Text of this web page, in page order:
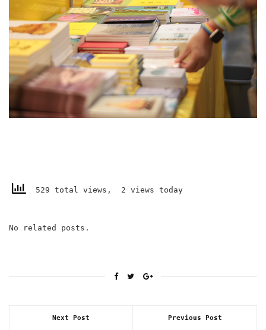
529 total views, 2 views today
No related posts.
Next Post Previous Post